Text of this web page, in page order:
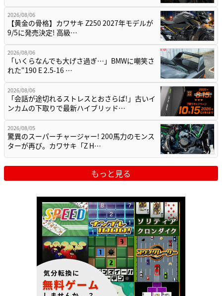
2026/08/06
【黄金の骨格】カワサキ Z250 2027年モデルが
9/5に発売決定! 高級…
2026/08/06
「いくらなんでも大げさ過ぎ…」BMWに嘲笑さ
れた“190 E 2.5-16 …
2026/08/06
「会話が途切れるストレスとおさらば!」古いイ
ンカムの下取りで最新ハイブリッド…
2026/08/05
驚異のスーパーチャージャー! 200馬力のモンス
ターが再び。カワサキ「Z H…
もっと見る